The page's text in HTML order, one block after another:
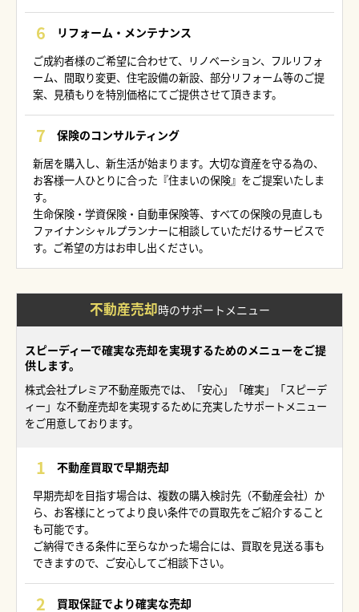
リフォーム・メンテナンス
ご成約者様のご希望に合わせて、リノベーション、フルリフォ
ーム、間取り変更、住宅設備の新設、部分リフォーム等のご提
案、見積もりを特別価格にてご提供させて頂きます。
保険のコンサルティング
新居を購入し、新生活が始まります。大切な資産を守る為の、
お客様一人ひとりに合った『住まいの保険』をご提案いたしま
す。
生命保険・学資保険・自動車保険等、すべての保険の見直しも
ファイナンシャルプランナーに相談していただけるサービスで
す。ご希望の方はお申し出ください。
不動産売却時のサポートメニュー
スピーディーで確実な売却を実現するためのメニューをご提
供します。
株式会社プレミア不動産販売では、「安心」「確実」「スピーデ
ィー」な不動産売却を実現するために充実したサポートメニュー
をご用意しております。
不動産買取で早期売却
早期売却を目指す場合は、複数の購入検討先（不動産会社）か
ら、お客様にとってより良い条件での買取先をご紹介すること
も可能です。
ご納得できる条件に至らなかった場合には、買取を見送る事も
できますので、ご安心してご相談下さい。
買取保証でより確実な売却